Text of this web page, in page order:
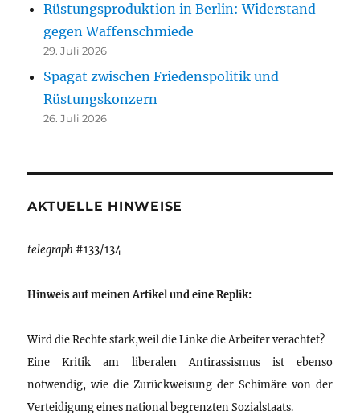
Rüstungsproduktion in Berlin: Widerstand
gegen Waffenschmiede
29. Juli 2026
Spagat zwischen Friedenspolitik und
Rüstungskonzern
26. Juli 2026
AKTUELLE HINWEISE
telegraph #133/134
Hinweis auf meinen Artikel und eine Replik:
Wird die Rechte stark,weil die Linke die Arbeiter verachtet?
Eine Kritik am liberalen Antirassismus ist ebenso
notwendig, wie die Zurückweisung der Schimäre von der
Verteidigung eines national begrenzten Sozialstaats.